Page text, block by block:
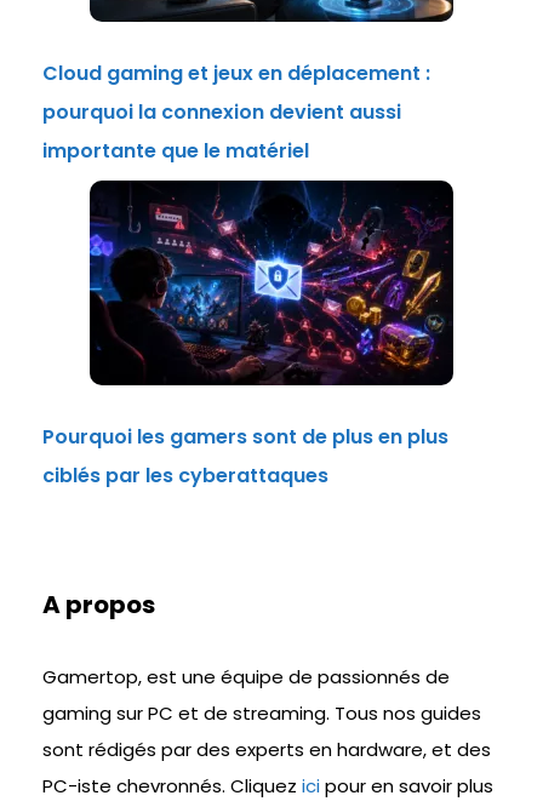
Cloud gaming et jeux en déplacement :
pourquoi la connexion devient aussi
importante que le matériel
Pourquoi les gamers sont de plus en plus
ciblés par les cyberattaques
A propos
Gamertop, est une équipe de passionnés de
gaming sur PC et de streaming. Tous nos guides
sont rédigés par des experts en hardware, et des
PC-iste chevronnés. Cliquez icipour en savoir plus